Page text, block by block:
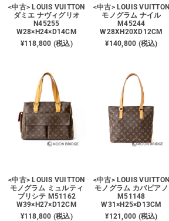
最新ニュース
ご利用ガイド
保証とメンテナンス
お問い合わせ
<中古> LOUIS VUITTON
ダミエ ナヴィグリオ
N45255
W28×H24×D14CM
¥118,800 (税込)
<中古> LOUIS VUITTON
モノグラム ナイル
M45244
W28XH20XD12CM
¥140,800 (税込)
<中古> LOUIS VUITTON
モノグラム ミュルティ
プリシテ M51162
W39×H27×D12CM
¥118,800 (税込)
<中古> LOUIS VUITTON
モノグラム カバピアノ
M51148
W31×H25×D13CM
¥121,000 (税込)